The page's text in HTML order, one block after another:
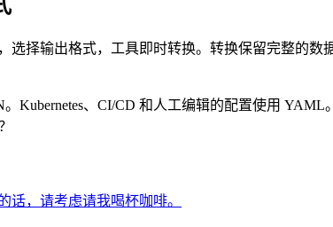
选择输出格式，工具即时转换。转换保留完整的数
Kubernetes、CI/CD 和人工编辑的配置使用
话，请考虑请我喝杯咖啡。